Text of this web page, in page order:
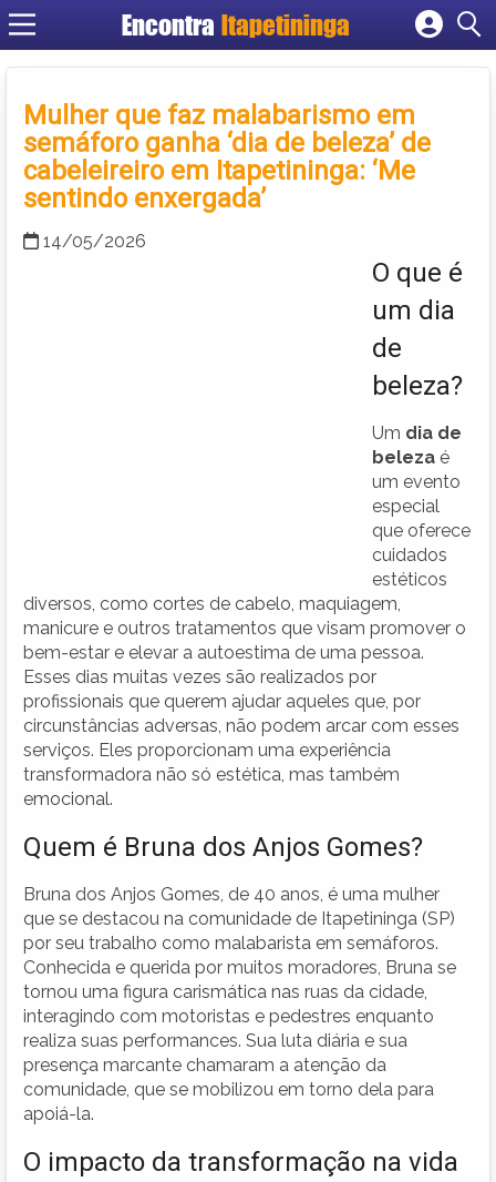
Encontra Itapetininga
Cadastrar empresa
Criar conta
Mulher que faz malabarismo em
semáforo ganha ‘dia de beleza’ de
cabeleireiro em Itapetininga: ‘Me
sentindo enxergada’
14/05/2026
O que é
um dia
de
beleza?
Um dia de
beleza é
um evento
especial
que oferece
cuidados
estéticos
diversos, como cortes de cabelo, maquiagem,
manicure e outros tratamentos que visam promover o
bem-estar e elevar a autoestima de uma pessoa.
Esses dias muitas vezes são realizados por
profissionais que querem ajudar aqueles que, por
circunstâncias adversas, não podem arcar com esses
serviços. Eles proporcionam uma experiência
transformadora não só estética, mas também
emocional.
Quem é Bruna dos Anjos Gomes?
Bruna dos Anjos Gomes, de 40 anos, é uma mulher
que se destacou na comunidade de Itapetininga (SP)
por seu trabalho como malabarista em semáforos.
Conhecida e querida por muitos moradores, Bruna se
tornou uma figura carismática nas ruas da cidade,
interagindo com motoristas e pedestres enquanto
realiza suas performances. Sua luta diária e sua
presença marcante chamaram a atenção da
comunidade, que se mobilizou em torno dela para
apoiá-la.
O impacto da transformação na vida